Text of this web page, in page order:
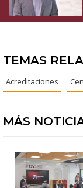
TEMAS
Acreditaciones
MÁS